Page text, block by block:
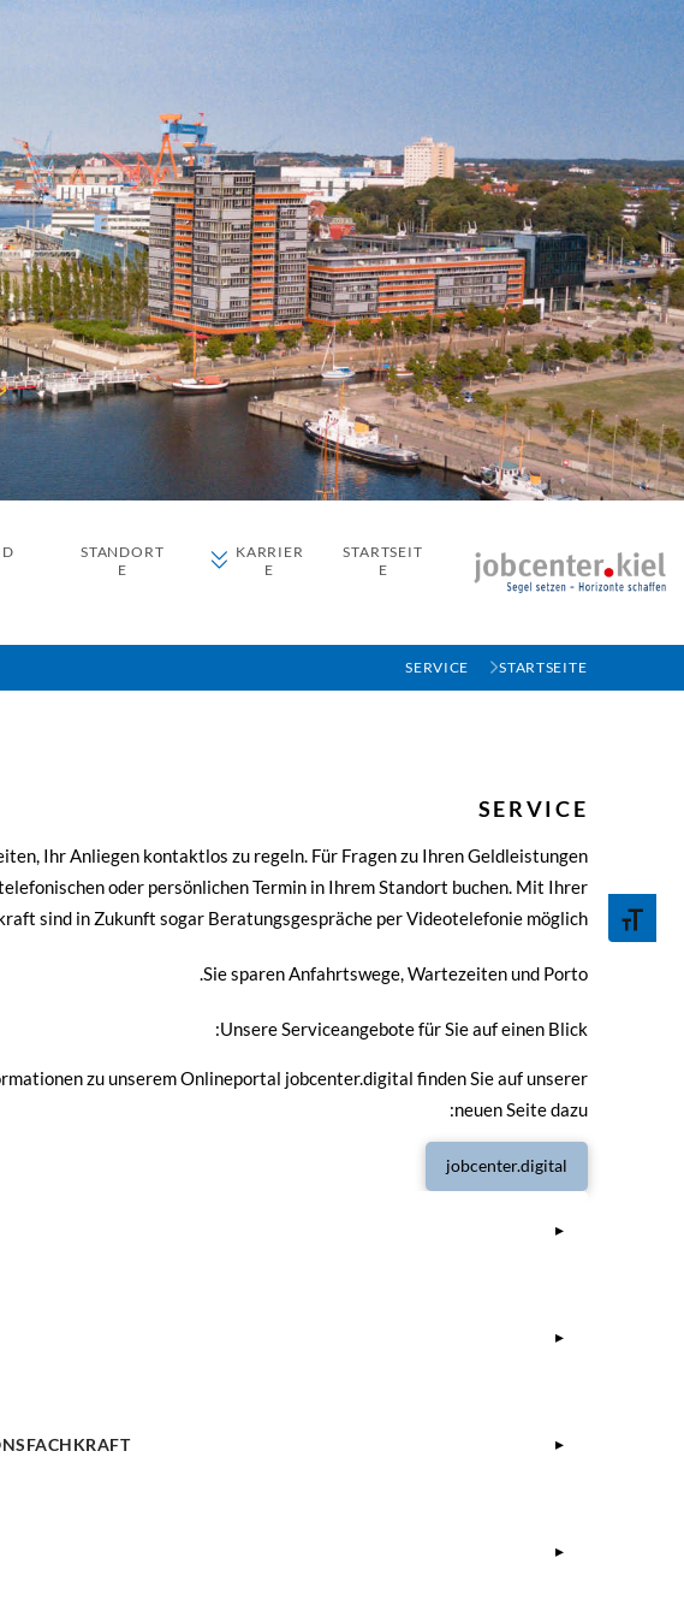
Toggle Font size
STARTSEIT
E
KARRIER
E
STANDORT
E
STARTSEITE
SERVICE
SERVICE
Ihr Anliegen kontaktlos zu regeln. Für Fragen zu Ihren Geldleistungen
oder persönlichen Termin in Ihrem Standort buchen. Mit Ihrer
sind in Zukunft sogar Beratungsgespräche per Videotelefonie möglich.
Sie sparen Anfahrtswege, Wartezeiten und Porto.
Unsere Serviceangebote für Sie auf einen Blick:
zu unserem Onlineportal jobcenter.digital finden Sie auf unserer
neuen Seite dazu:
jobcenter.digital
▸
▸
▸
▸